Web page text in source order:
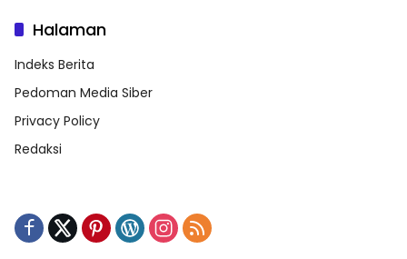
Halaman
Indeks Berita
Pedoman Media Siber
Privacy Policy
Redaksi